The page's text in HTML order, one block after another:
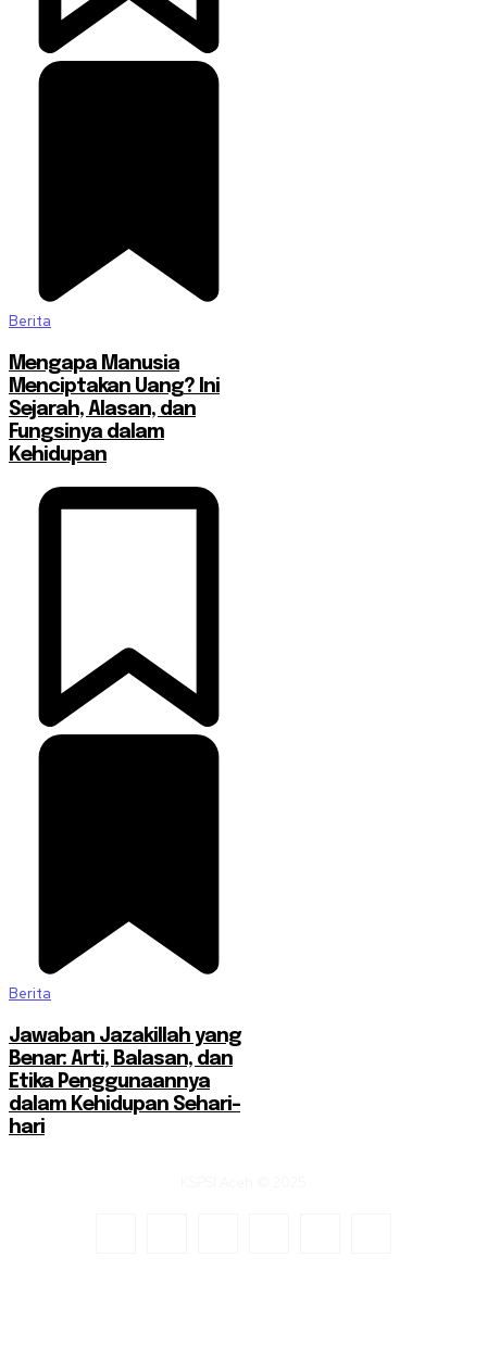
Berita
Mengapa Manusia
Menciptakan Uang? Ini
Sejarah, Alasan, dan
Fungsinya dalam
Kehidupan
Berita
Jawaban Jazakillah yang
Benar: Arti, Balasan, dan
Etika Penggunaannya
dalam Kehidupan Sehari-
hari